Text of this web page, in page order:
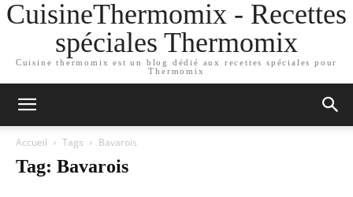
CuisineThermomix - Recettes
spéciales Thermomix
Cuisine thermomix est un blog dédié aux recettes spéciales pour
Thermomix
Accueil Tags Bavarois
Tag: Bavarois